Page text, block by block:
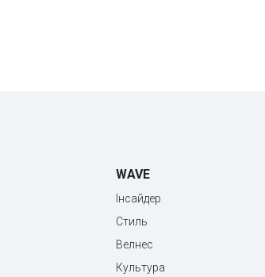
WAVE
Інсайдер
Стиль
Велнес
Культура